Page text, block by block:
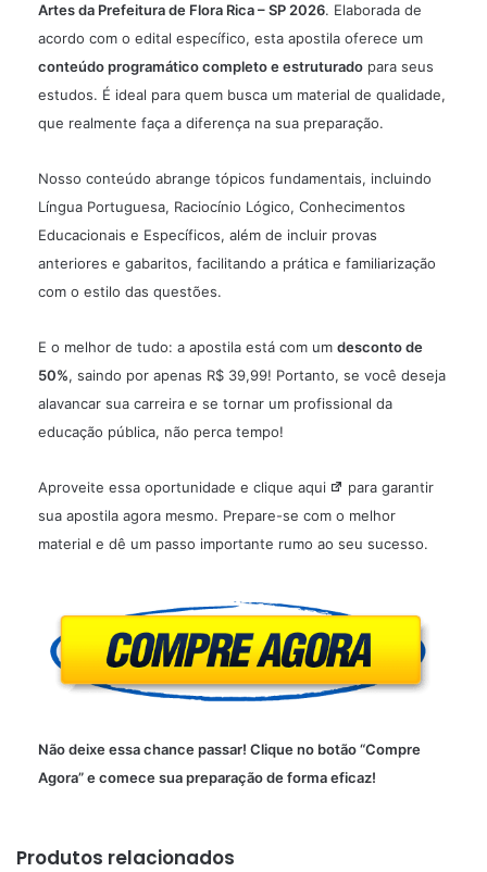
Artes da Prefeitura de Flora Rica – SP 2026. Elaborada de
acordo com o edital específico, esta apostila oferece um
conteúdo programático completo e estruturado para seus
estudos. É ideal para quem busca um material de qualidade,
que realmente faça a diferença na sua preparação.
Nosso conteúdo abrange tópicos fundamentais, incluindo
Língua Portuguesa, Raciocínio Lógico, Conhecimentos
Educacionais e Específicos, além de incluir provas
anteriores e gabaritos, facilitando a prática e familiarização
com o estilo das questões.
E o melhor de tudo: a apostila está com um desconto de
50%, saindo por apenas R$ 39,99! Portanto, se você deseja
alavancar sua carreira e se tornar um profissional da
educação pública, não perca tempo!
Aproveite essa oportunidade e clique aqui
para garantir
sua apostila agora mesmo. Prepare-se com o melhor
material e dê um passo importante rumo ao seu sucesso.
Não deixe essa chance passar! Clique no botão “Compre
Agora” e comece sua preparação de forma eficaz!
Produtos relacionados